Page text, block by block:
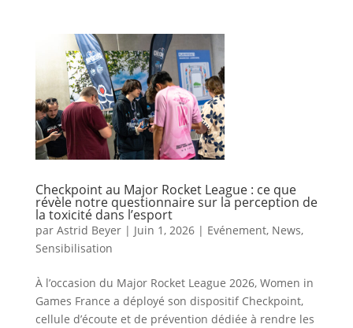
Checkpoint au Major Rocket League : ce que
révèle notre questionnaire sur la perception de
la toxicité dans l’esport
par Astrid Beyer| Juin 1, 2026| Evénement, News,
Sensibilisation
À l’occasion du Major Rocket League 2026, Women in
Games France a déployé son dispositif Checkpoint,
cellule d’écoute et de prévention dédiée à rendre les